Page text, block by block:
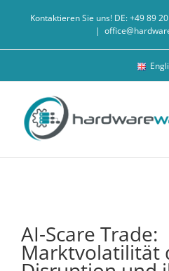
Kontaktieren Sie uns! DE: +49 89
|
AI-Scare Trade:
Marktvolatilität